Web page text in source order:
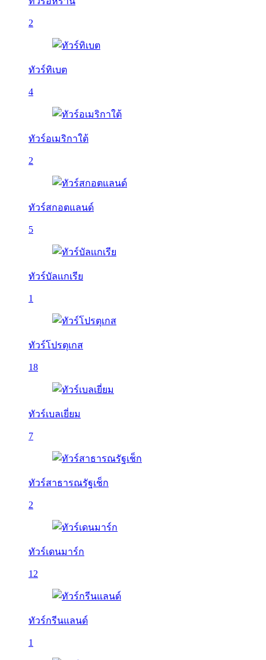
2
ทัวร์ทิเบต
4
ทัวร์อเมริกาใต้
2
ทัวร์สกอตแลนด์
5
ทัวร์บัลเเกเรีย
1
ทัวร์โปรตุเกส
18
ทัวร์เบลเยี่ยม
7
ทัวร์สาธารณรัฐเช็ก
2
ทัวร์เดนมาร์ก
12
ทัวร์กรีนแลนด์
1